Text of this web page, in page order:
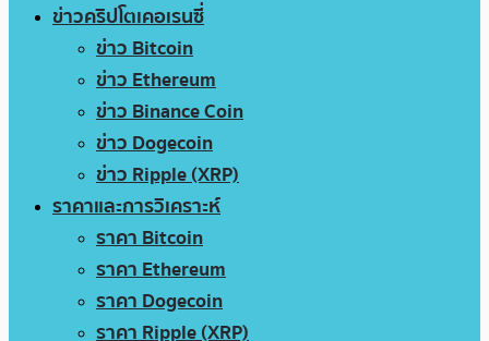
ข่าวคริปโตเคอเรนซี่
ข่าว Bitcoin
ข่าว Ethereum
ข่าว Binance Coin
ข่าว Dogecoin
ข่าว Ripple (XRP)
ราคาและการวิเคราะห์
ราคา Bitcoin
ราคา Ethereum
ราคา Dogecoin
ราคา Ripple (XRP)